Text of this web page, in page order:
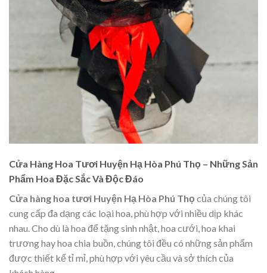
Cửa Hàng Hoa Tươi Huyện Hạ Hòa Phú Thọ – Những Sản
Phẩm Hoa Đặc Sắc Và Độc Đáo
Cửa hàng hoa tươi Huyện Hạ Hòa Phú Thọ của chúng tôi
cung cấp đa dạng các loại hoa, phù hợp với nhiều dịp khác
nhau. Cho dù là hoa để tặng sinh nhật, hoa cưới, hoa khai
trương hay hoa chia buồn, chúng tôi đều có những sản phẩm
được thiết kế tỉ mỉ, phù hợp với yêu cầu và sở thích của